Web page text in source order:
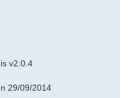
v2.0.4
29/09/2014